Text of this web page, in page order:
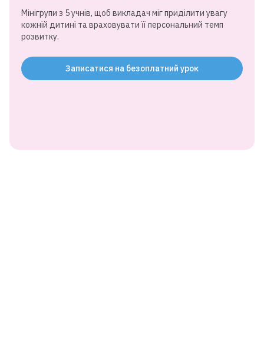
Мінігрупи з 5 учнів, щоб викладач міг приділити увагу
кожній дитині та враховувати її персональний темп
розвитку.
Записатися на безоплатний урок